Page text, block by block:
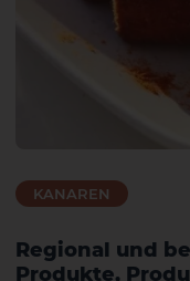
KANAREN
Regional und
Produkte,